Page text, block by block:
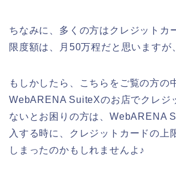
ちなみに、多くの方はクレジットカ
限度額は、月50万程だと思いますが
もしかしたら、こちらをご覧の方の
WebARENA SuiteXのお店でクレジ
ないとお困りの方は、WebARENA
入する時に、クレジットカードの上
しまったのかもしれませんよ♪